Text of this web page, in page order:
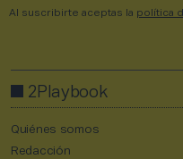
Al suscribirte aceptas la política
2Playbook
Quiénes somos
Redacción